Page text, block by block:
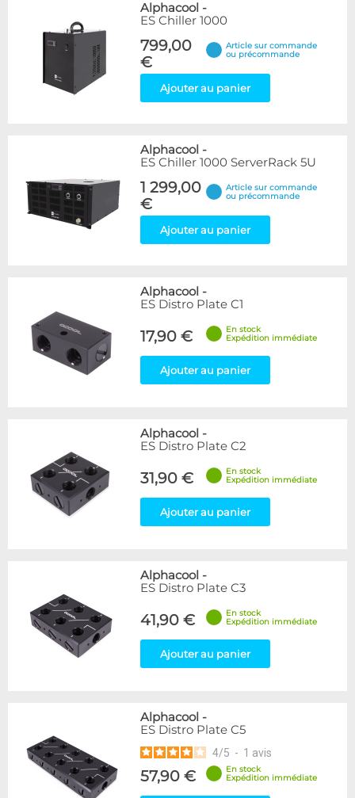
Alphacool -
ES Chiller 1000
799,00
€
Article sur commande
ou précommande
Ajouter au panier
Alphacool -
ES Chiller 1000 ServerRack 5U
1 299,00
€
Article sur commande
ou précommande
Ajouter au panier
Alphacool -
ES Distro Plate C1
17,90 €
En stock
Expédition immédiate
Ajouter au panier
Alphacool -
ES Distro Plate C2
31,90 €
En stock
Expédition immédiate
Ajouter au panier
Alphacool -
ES Distro Plate C3
41,90 €
En stock
Expédition immédiate
Ajouter au panier
Alphacool -
ES Distro Plate C5
4/5 - 1 avis
57,90 €
En stock
Expédition immédiate